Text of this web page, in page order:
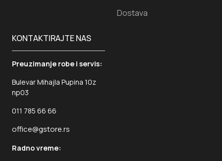
Dostava
KONTAKTIRAJTE NAS
Preuzimanje robe i servis:
Bulevar Mihajla Pupina 10z
np03
011 785 66 66
office@gstore.rs
Radno vreme: